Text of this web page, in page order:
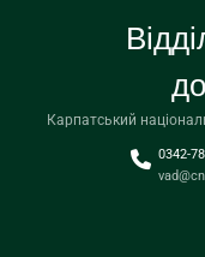
Карпатський
0342-